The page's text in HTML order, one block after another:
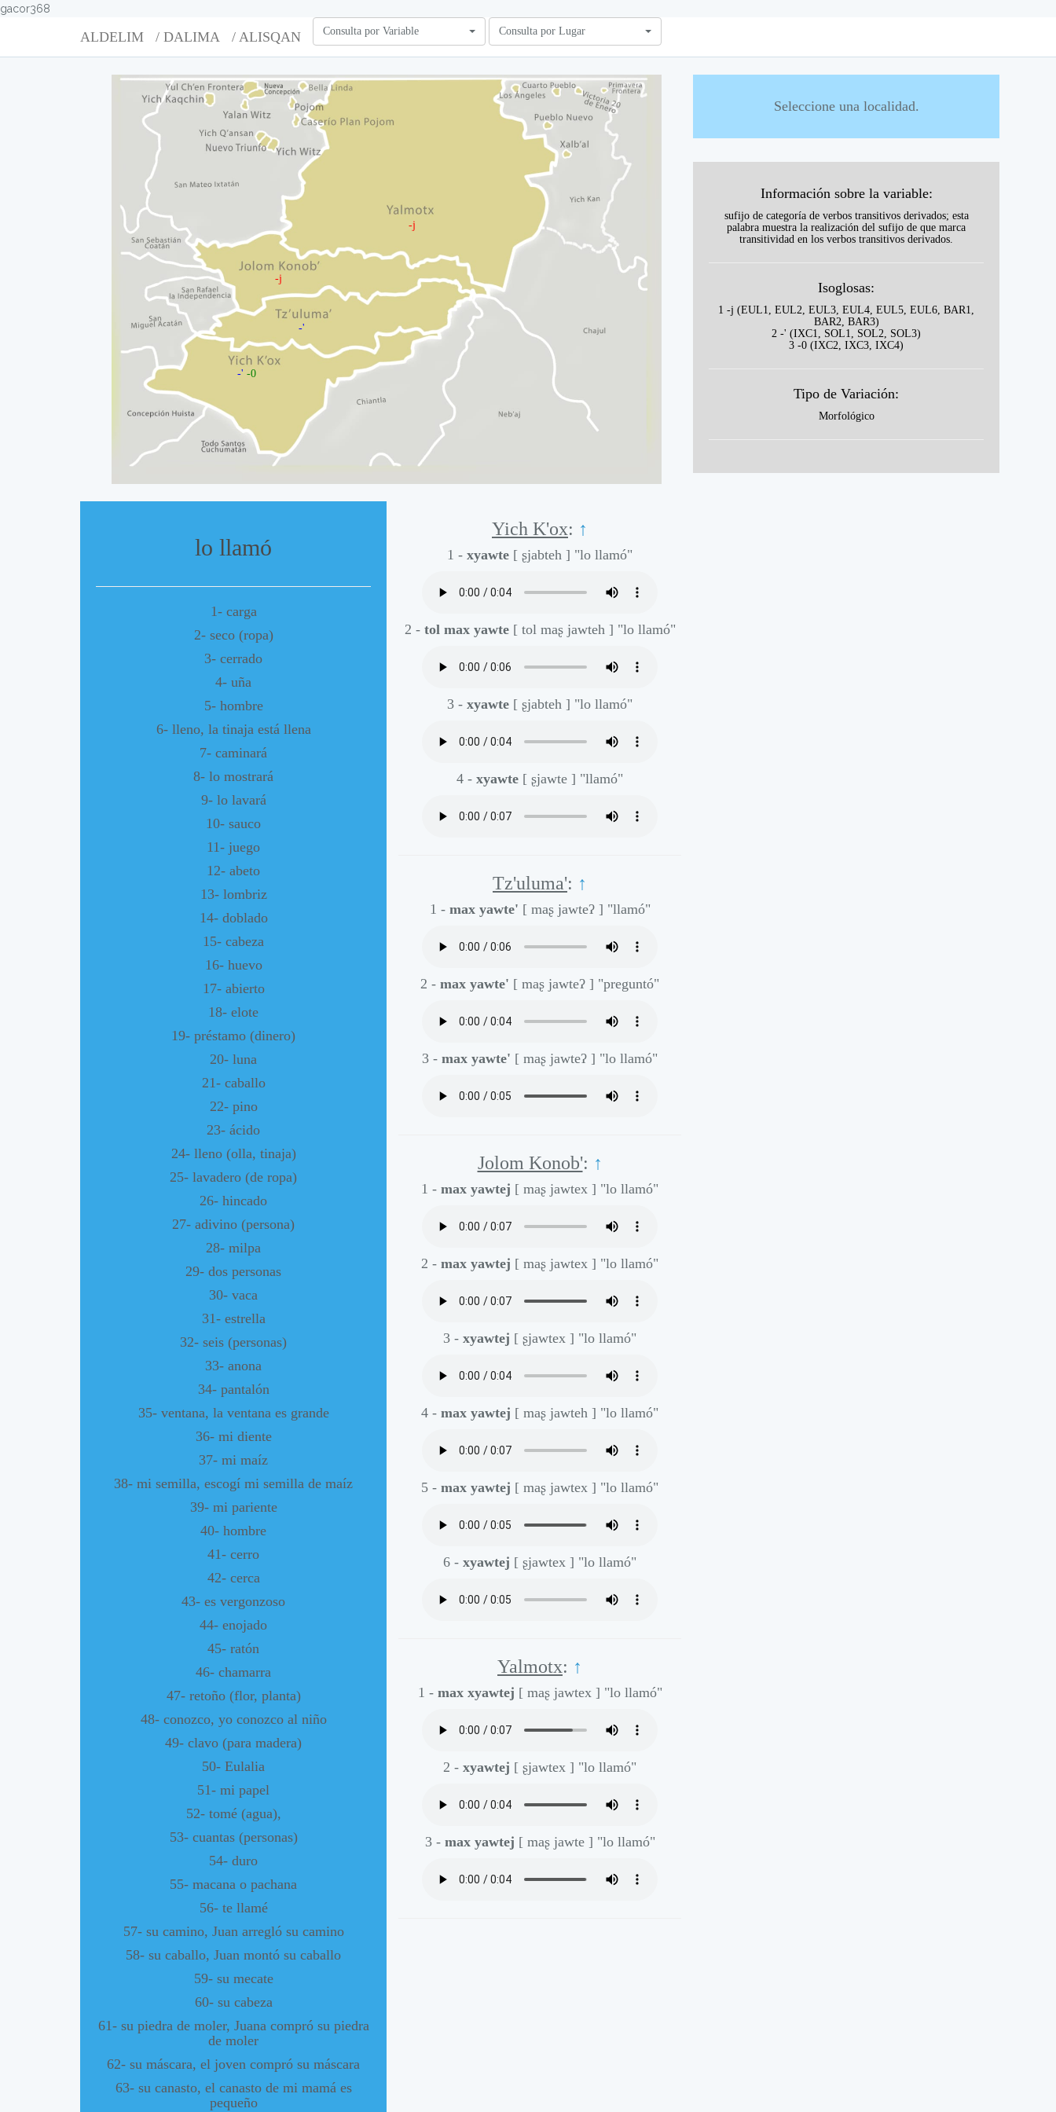
gacor368
ALDELIM / DALIMA / ALISQAN Consulta por Variable Consulta por Lugar
-' -0
-'
-j
-j
lo llamó
1- carga
2- seco (ropa)
3- cerrado
4- uña
5- hombre
6- lleno, la tinaja está llena
7- caminará
8- lo mostrará
9- lo lavará
10- sauco
11- juego
12- abeto
13- lombriz
14- doblado
15- cabeza
16- huevo
17- abierto
18- elote
19- préstamo (dinero)
20- luna
21- caballo
22- pino
23- ácido
24- lleno (olla, tinaja)
25- lavadero (de ropa)
26- hincado
27- adivino (persona)
28- milpa
29- dos personas
30- vaca
31- estrella
32- seis (personas)
33- anona
34- pantalón
35- ventana, la ventana es grande
36- mi diente
37- mi maíz
38- mi semilla, escogí mi semilla de maíz
39- mi pariente
40- hombre
41- cerro
42- cerca
43- es vergonzoso
44- enojado
45- ratón
46- chamarra
47- retoño (flor, planta)
48- conozco, yo conozco al niño
49- clavo (para madera)
50- Eulalia
51- mi papel
52- tomé (agua),
53- cuantas (personas)
54- duro
55- macana o pachana
56- te llamé
57- su camino, Juan arregló su camino
58- su caballo, Juan montó su caballo
59- su mecate
60- su cabeza
61- su piedra de moler, Juana compró su piedra
de moler
62- su máscara, el joven compró su máscara
63- su canasto, el canasto de mi mamá es
pequeño
Yich K'ox: ↑
1 - xyawte [ ʂjabteh ] "lo llamó"
2 - tol max yawte [ tol maʂ jawteh ] "lo llamó"
3 - xyawte [ ʂjabteh ] "lo llamó"
4 - xyawte [ ʂjawte ] "llamó"
Tz'uluma': ↑
1 - max yawte' [ maʂ jawteʔ ] "llamó"
2 - max yawte' [ maʂ jawteʔ ] "preguntó"
3 - max yawte' [ maʂ jawteʔ ] "lo llamó"
Jolom Konob': ↑
1 - max yawtej [ maʂ jawtex ] "lo llamó"
2 - max yawtej [ maʂ jawtex ] "lo llamó"
3 - xyawtej [ ʂjawtex ] "lo llamó"
4 - max yawtej [ maʂ jawteh ] "lo llamó"
5 - max yawtej [ maʂ jawtex ] "lo llamó"
6 - xyawtej [ ʂjawtex ] "lo llamó"
Yalmotx: ↑
1 - max xyawtej [ maʂ jawtex ] "lo llamó"
2 - xyawtej [ ʂjawtex ] "lo llamó"
3 - max yawtej [ maʂ jawte ] "lo llamó"
Seleccione una localidad.
Información sobre la variable:
sufijo de categoría de verbos transitivos derivados; esta
palabra muestra la realización del sufijo de que marca
transitividad en los verbos transitivos derivados.
Isoglosas:
1 -j (EUL1, EUL2, EUL3, EUL4, EUL5, EUL6, BAR1,
BAR2, BAR3)
2 -' (IXC1, SOL1, SOL2, SOL3)
3 -0 (IXC2, IXC3, IXC4)
Tipo de Variación:
Morfológico